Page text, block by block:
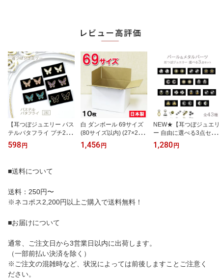
【耳つぼジュエリー パス
テルバタフライ プチ2
粒】選べるカラー/蝶々/
蝶/ちょうちょう/メタル
ーン/国内産シール使用/
チタン粒/金粒/耳つぼシ
耳ツボシール/耳つぼダイ
エットシール/お試し/耳
598 円
白 ダンボール 69サイズ
(80サイズ以内) (27×22×
19.5cm)【10枚セット】
日本製 梱包用 宅配便 宅
1,456 円
NEW★【耳つぼジュエリ
ー 自由に選べる3点セッ
ト パール＆メタルパー
ツ 6粒(2粒×3種)】選べ
1,280 円
■送料について
送料：250円〜
※ネコポス2,200円以上ご購入で送料無料！
■お届けについて
通常、ご注文日から3営業日以内に出荷します。
（一部前払い決済を除く）
※ご注文の混雑時など、状況によっては前後しますことご注意く
ださい。